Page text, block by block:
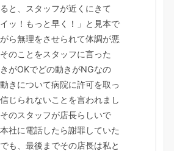
と、スタッフが近くにきて
イッ！もっと早く！」と見本で
ら無理をさせられて体調が悪
のことをスタッフに言った
がOKでどの動きがNGなの
きについて病院に許可を取っ
じられないことを言われまし
のスタッフが店長らしいで
社に電話したら謝罪していた
も、最後までその店長は私と